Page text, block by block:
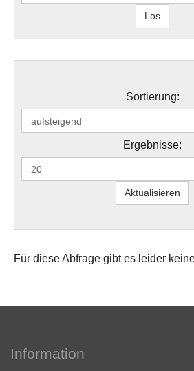
Sortierung:
Ergebnisse:
Für diese Abfrage gibt es leider
Information